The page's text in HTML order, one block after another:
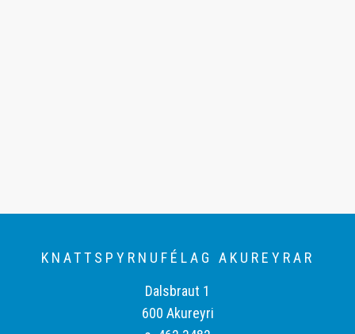
KNATTSPYRNUFÉLAG AKUREYRAR
Dalsbraut 1
600 Akureyri